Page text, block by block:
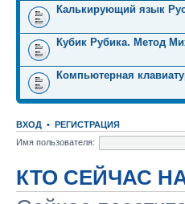
Калькирующий язык
Кубик Рубика. Метод
Компьютерная
ВХОД • РЕГИСТРАЦИЯ
Имя пользователя:
КТО СЕЙЧАС